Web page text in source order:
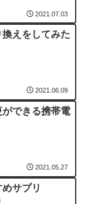
2021.07.03
えをしてみた
2021.06.09
できる携帯電
2021.05.27
サプリ